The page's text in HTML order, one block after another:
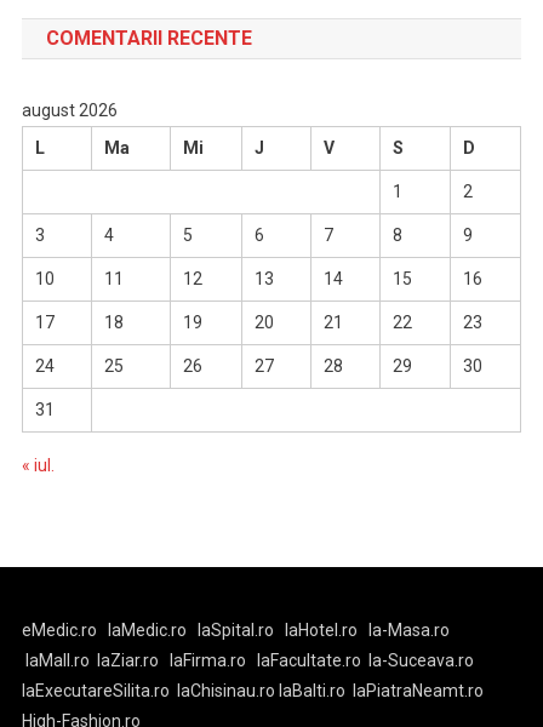
COMENTARII RECENTE
august 2026
L
Ma Mi J V S D
1 2
3 4 5 6 7 8 9
10 11 12 13 14 15 16
17 18 19 20 21 22 23
24 25 26 27 28 29 30
31
« iul.
eMedic.ro laMedic.ro laSpital.ro laHotel.ro
la-Masa.ro
laMall.ro
laZiar.ro laFirma.ro laFacultate.ro
la-Suceava.ro
laExecutareSilita.ro
laChisinau.ro laBalti.ro
laPiatraNeamt.ro
High-Fashion.ro